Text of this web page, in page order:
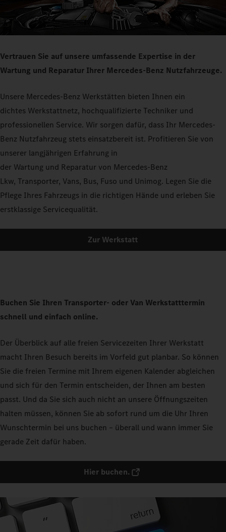
Vertrauen Sie auf unsere umfassende Expertise in der
Wartung und Reparatur Ihrer Mercedes-Benz Nutzfahrzeuge.
Unsere Mercedes-Benz Werkstätten bieten Ihnen ein
dichtes Werkstattnetz, hochqualifizierte Techniker und
professionellen Service. Wir sorgen dafür, dass Ihr Mercedes-
Benz Nutzfahrzeug stets einsatzbereit ist. Profitieren Sie von
unserer langjährigen Erfahrung in
der Wartung und Reparatur von Mercedes-Benz
Lkw, Transporter, Vans, Bus, Fuso und Unimog. Legen Sie die
Pflege Ihres Fahrzeugs in die richtigen Hände und erleben Sie
erstklassige Servicequalität.
Zur Werkstatt
Buchen Sie Ihren Transporter- oder Van Werkstatttermin
schnell und einfach online.
Der Überblick auf alle freien Servicezeiten Ihrer Werkstatt
macht Ihren Besuch bereits im Vorfeld gut planbar. So können
Sie die freien Termine mit Ihrem eigenen Kalender abgleichen
und sich für den Termin entscheiden, der Ihnen am besten
passt. Und da Sie sich auch nicht an unsere Öffnungszeiten
halten müssen, können Sie ab sofort rund um die Uhr Ihren
Wunschtermin bei uns buchen – überall und wann immer Sie
gerade Zeit dafür haben.
Hier buchen.